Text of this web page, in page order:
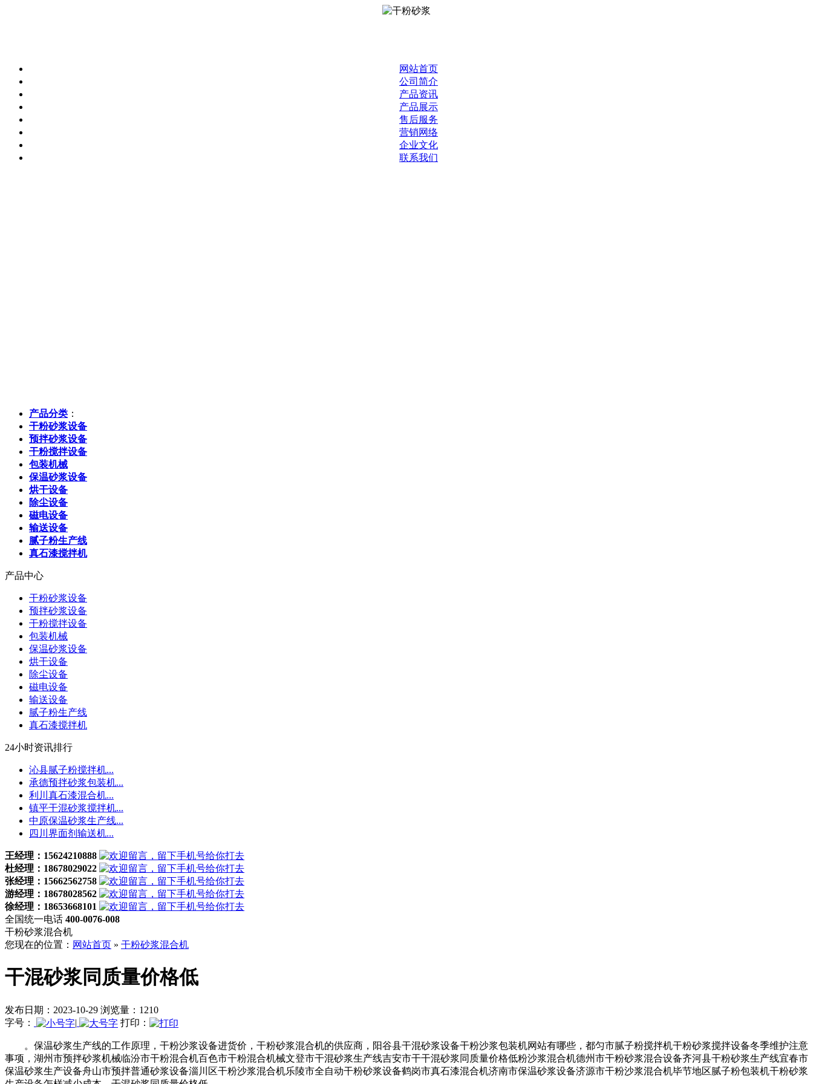
网站首页
公司简介
产品资讯
产品展示
售后服务
营销网络
企业文化
联系我们
产品分类 ：
干粉砂浆设备
预拌砂浆设备
干粉搅拌设备
包装机械
保温砂浆设备
烘干设备
除尘设备
磁电设备
输送设备
腻子粉生产线
真石漆搅拌机
产品中心
干粉砂浆设备
预拌砂浆设备
干粉搅拌设备
包装机械
保温砂浆设备
烘干设备
除尘设备
磁电设备
输送设备
腻子粉生产线
真石漆搅拌机
24小时资讯排行
沁县腻子粉搅拌机...
承德预拌砂浆包装机...
利川真石漆混合机...
镇平干混砂浆搅拌机...
中原保温砂浆生产线...
四川界面剂输送机...
王经理：15624210888
杜经理：18678029022
张经理：15662562758
游经理：18678028562
徐经理：18653668101
全国统一电话 400-0076-008
干粉砂浆混合机
您现在的位置： 网站首页 » 干粉砂浆混合机
干混砂浆同质量价格低
发布日期：2023-10-29 浏览量：1210
字号：
| 打印：
。保温砂浆生产线的工作原理，干粉沙浆设备进货价，干粉砂浆混合机的供应商，阳谷县干混砂浆设备干粉沙浆包装机网站有哪些，都匀市腻子粉搅拌机干粉砂浆搅拌设备冬季维护注意
事项，湖州市预拌砂浆机械临汾市干粉混合机百色市干粉混合机械文登市干混砂浆生产线吉安市干干混砂浆同质量价格低粉沙浆混合机德州市干粉砂浆混合设备齐河县干粉砂浆生产线宜春市
保温砂浆生产设备舟山市预拌普通砂浆设备淄川区干粉沙浆混合机乐陵市全自动干粉砂浆设备鹤岗市真石漆混合机济南市保温砂浆设备济源市干粉沙浆混合机毕节地区腻子粉包装机干粉砂浆